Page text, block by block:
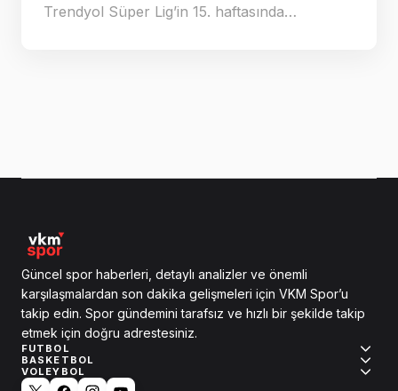
Trendyol Süper Lig’in 15. haftasında…
Güncel spor haberleri, detaylı analizler ve önemli
karşılaşmalardan son dakika gelişmeleri için VKM Spor’u
takip edin. Spor gündemini tarafsız ve hızlı bir şekilde takip
etmek için doğru adrestesiniz.
FUTBOL
BASKETBOL
VOLEYBOL